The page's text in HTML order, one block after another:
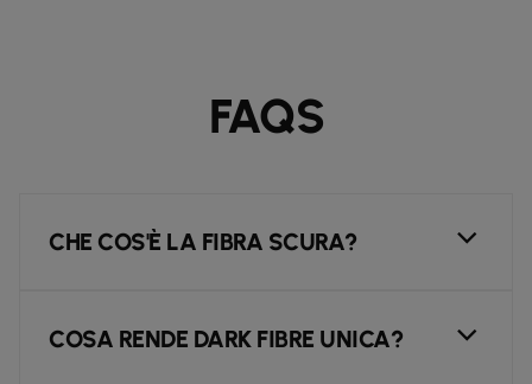
FAQS
CHE COS'È LA FIBRA SCURA?
COSA RENDE DARK FIBRE UNICA?